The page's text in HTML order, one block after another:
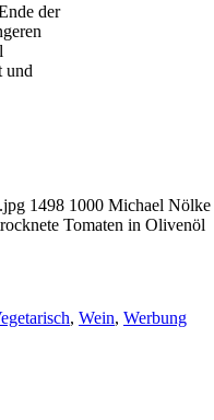
der
und
1498 1000 Michael Nölke
Tomaten in Olivenöl
, Wein, Werbung